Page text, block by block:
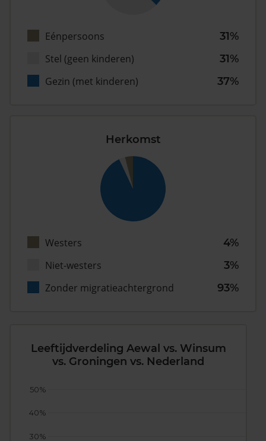
Eénpersoons
31%
Stel (geen kinderen)
31%
Gezin (met kinderen)
37%
Herkomst
Westers
4%
Niet-westers
3%
Zonder migratieachtergrond
93%
Leeftijdverdeling Aewal vs. Winsum
vs. Groningen vs. Nederland
30%
40%
50%